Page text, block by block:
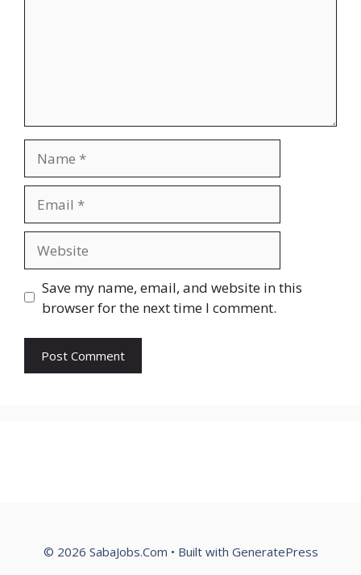
Save my name, email, and website in this
browser for the next time I comment.
© 2026 SabaJobs.Com • Built with GeneratePress